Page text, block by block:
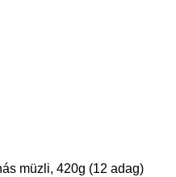
müzli, 420g (12 adag)